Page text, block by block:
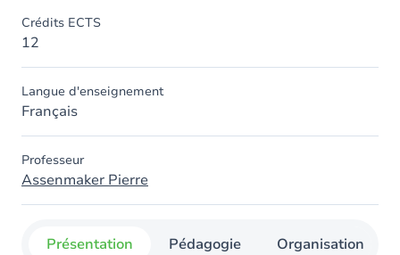
Crédits ECTS
12
Langue d'enseignement
Français
Professeur
Assenmaker Pierre
Présentation Pédagogie Organisation